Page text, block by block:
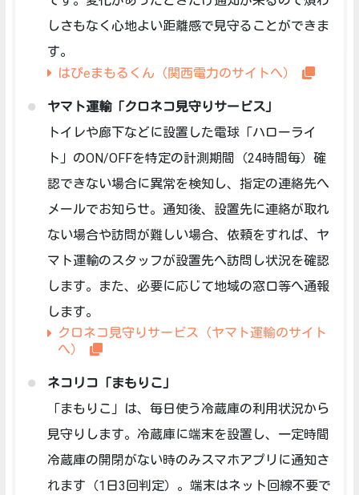
しさもなく心地よい距離感で見守ることができま
す。
はぴeまもるくん（関西電力のサイトへ）
ヤマト運輸「クロネコ見守りサービス」
トイレや廊下などに設置した電球「ハローライ
ト」のON/OFFを特定の計測期間（24時間毎）確
認できない場合に異常を検知し、指定の連絡先へ
メールでお知らせ。通知後、設置先に連絡が取れ
ない場合や訪問が難しい場合、依頼をすれば、ヤ
マト運輸のスタッフが設置先へ訪問し状況を確認
します。また、必要に応じて地域の窓口等へ通報
します。
クロネコ見守りサービス（ヤマト運輸のサイト
へ）
ネコリコ「まもりこ」
「まもりこ」は、毎日使う冷蔵庫の利用状況から
見守りします。冷蔵庫に端末を設置し、一定時間
冷蔵庫の開閉がない時のみスマホアプリに通知さ
れます（1日3回判定）。端末はネット回線不要で